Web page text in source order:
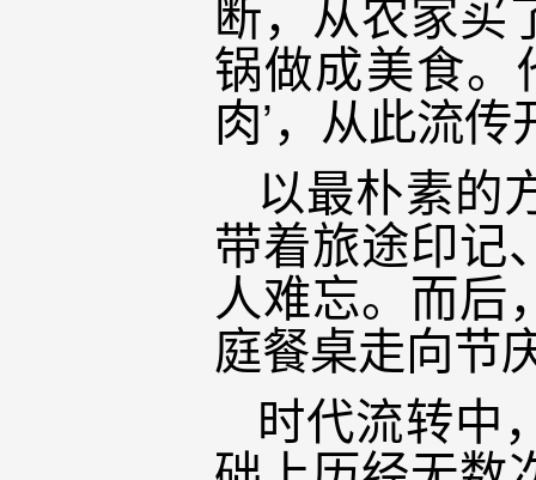
锅做成美食。
肉’，从此流传
以最朴素的
带着旅途印记
人难忘。而后
庭餐桌走向节
时代流转中